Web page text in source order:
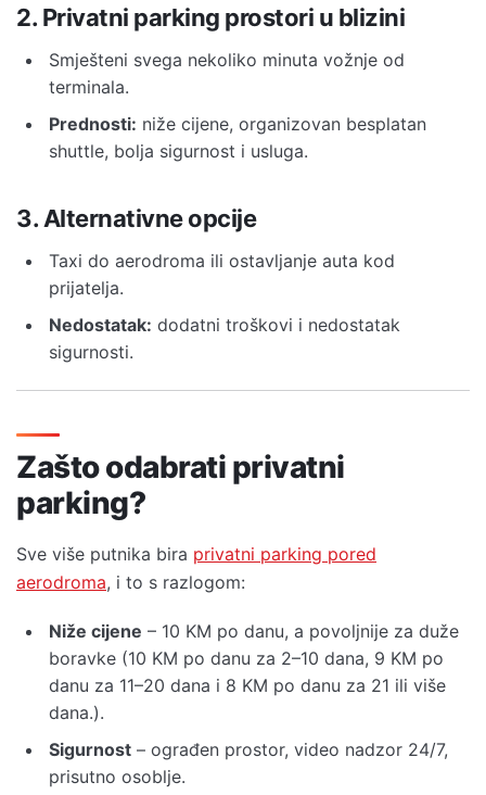
2. Privatni parking prostori u blizini
Smješteni svega nekoliko minuta vožnje od
terminala.
Prednosti: niže cijene, organizovan besplatan
shuttle, bolja sigurnost i usluga.
3. Alternativne opcije
Taxi do aerodroma ili ostavljanje auta kod
prijatelja.
Nedostatak: dodatni troškovi i nedostatak
sigurnosti.
Zašto odabrati privatni
parking?
Sve više putnika bira privatni parking pored
aerodroma, i to s razlogom:
Niže cijene – 10 KM po danu, a povoljnije za duže
boravke (10 KM po danu za 2–10 dana, 9 KM po
danu za 11–20 dana i 8 KM po danu za 21 ili više
dana.).
Sigurnost – ograđen prostor, video nadzor 24/7,
prisutno osoblje.